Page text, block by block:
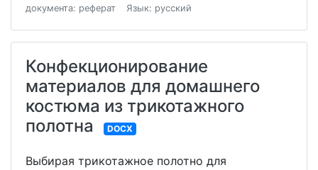
документа: реферат Язык: русский
Конфекционирование
материалов для домашнего
костюма из трикотажного
полотна
DOCX
Выбирая трикотажное полотно для